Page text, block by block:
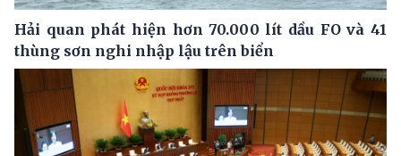
Hải quan phát hiện hơn 70.000 lít dầu FO và 41
thùng sơn nghi nhập lậu trên biển